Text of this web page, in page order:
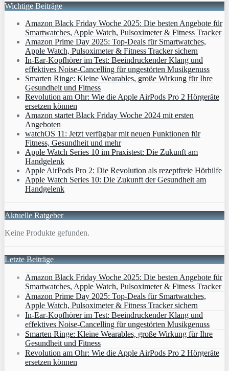
Wichtige Beiträge
Amazon Black Friday Woche 2025: Die besten Angebote für
Smartwatches, Apple Watch, Pulsoximeter & Fitness Tracker
Amazon Prime Day 2025: Top-Deals für Smartwatches,
Apple Watch, Pulsoximeter & Fitness Tracker sichern
In-Ear-Kopfhörer im Test: Beeindruckender Klang und
effektives Noise-Cancelling für ungestörten Musikgenuss
Smarten Ringe: Kleine Wearables, große Wirkung für Ihre
Gesundheit und Fitness
Revolution am Ohr: Wie die Apple AirPods Pro 2 Hörgeräte
ersetzen können
Amazon startet Black Friday Woche 2024 mit ersten
Angeboten
watchOS 11: Jetzt verfügbar mit neuen Funktionen für
Fitness, Gesundheit und mehr
Apple Watch Series 10 im Praxistest: Die Zukunft am
Handgelenk
Apple AirPods Pro 2: Die Revolution als rezeptfreie Hörhilfe
Apple Watch Series 10: Die Zukunft der Gesundheit am
Handgelenk
Aktuelle Ratgeber
Keine Produkte gefunden.
Letzte Beiträge
Amazon Black Friday Woche 2025: Die besten Angebote für
Smartwatches, Apple Watch, Pulsoximeter & Fitness Tracker
Amazon Prime Day 2025: Top-Deals für Smartwatches,
Apple Watch, Pulsoximeter & Fitness Tracker sichern
In-Ear-Kopfhörer im Test: Beeindruckender Klang und
effektives Noise-Cancelling für ungestörten Musikgenuss
Smarten Ringe: Kleine Wearables, große Wirkung für Ihre
Gesundheit und Fitness
Revolution am Ohr: Wie die Apple AirPods Pro 2 Hörgeräte
ersetzen können